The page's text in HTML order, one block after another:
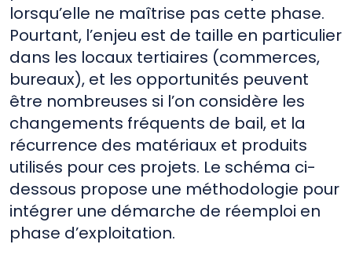
lorsqu’elle ne maîtrise pas cette phase.
Pourtant, l’enjeu est de taille en particulier
dans les locaux tertiaires (commerces,
bureaux), et les opportunités peuvent
être nombreuses si l’on considère les
changements fréquents de bail, et la
récurrence des matériaux et produits
utilisés pour ces projets. Le schéma ci-
dessous propose une méthodologie pour
intégrer une démarche de réemploi en
phase d’exploitation.